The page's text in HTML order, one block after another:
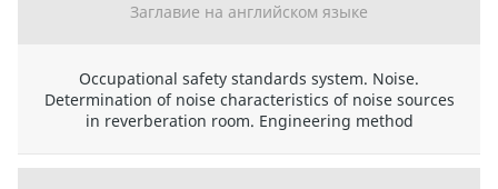
Заглавие на английском языке
Occupational safety standards system. Noise.
Determination of noise characteristics of noise sources
in reverberation room. Engineering method